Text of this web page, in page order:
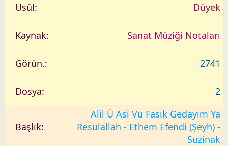
Düyek
Sanat Müziği Notaları
2741
2
Alil Ü Asi Vü Fasık Gedayım Ya
Resulallah - Ethem Efendi (Şeyh) -
Suzinak